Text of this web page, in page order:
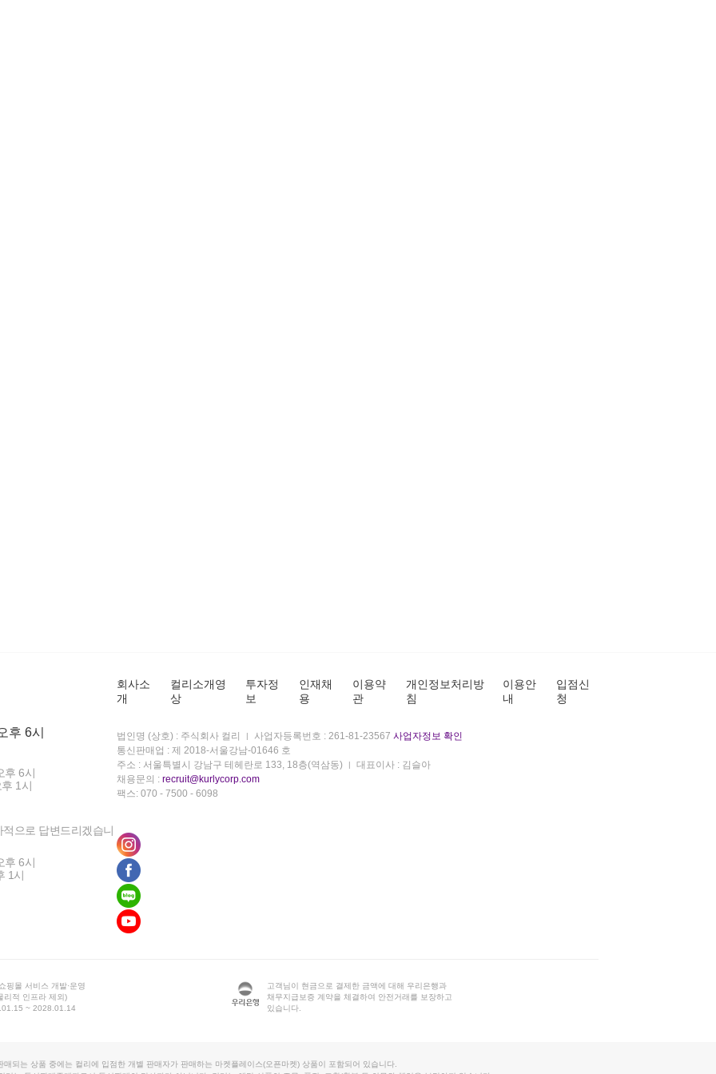
후 6시
후 6시
1시
으로 답변드리겠습니
후 6시
1시
회사소
개
컬리소개영
상
투자정
보
인재채
용
이용약
관
개인정보처리방
침
이용안
내
입점신
청
법인명 (상호) : 주식회사 컬리 사업자등록번호 : 261-81-23567 사업자정보 확인
통신판매업 : 제 2018-서울강남-01646 호
주소 : 서울특별시 강남구 테헤란로 133, 18층(역삼동)
대표이사 : 김슬아
채용문의 : recruit@kurlycorp.com
팩스: 070 - 7500 - 6098
핑몰 서비스 개발·운영
리적 인프라 제외)
~ 2028.01.14
고객님이 현금으로 결제한 금액에 대해 우리은행과
채무지급보증 계약을 체결하여 안전거래를 보장하고
있습니다.
매되는 상품 중에는 컬리에 입점한 개별 판매자가 판매하는 마켓플레이스(오픈마켓) 상품이 포함되어 있습니다.